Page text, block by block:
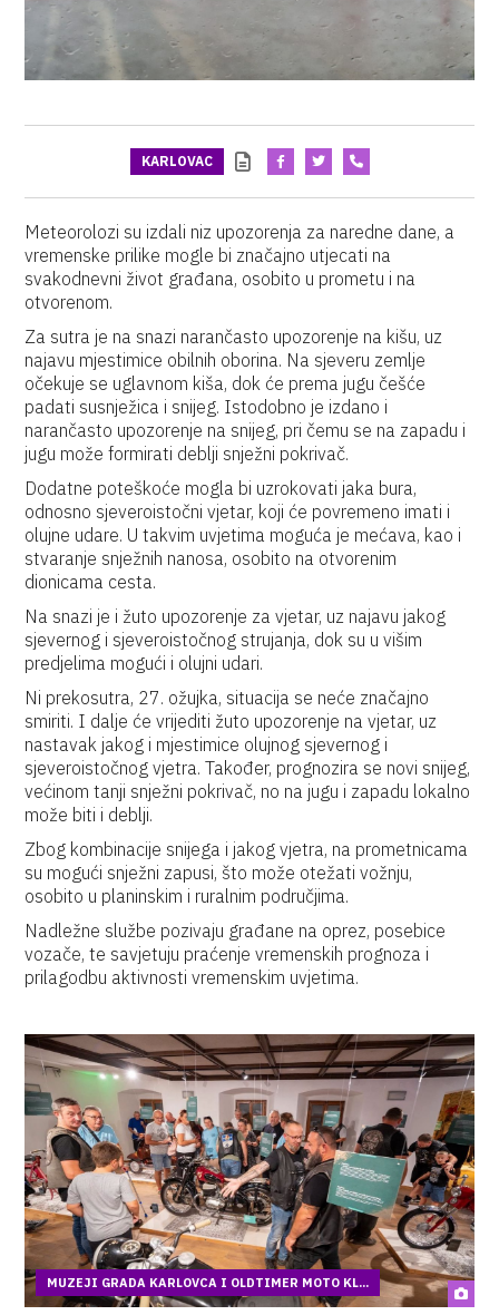
KARLOVAC
Meteorolozi su izdali niz upozorenja za naredne dane, a
vremenske prilike mogle bi značajno utjecati na
svakodnevni život građana, osobito u prometu i na
otvorenom.
Za sutra je na snazi narančasto upozorenje na kišu, uz
najavu mjestimice obilnih oborina. Na sjeveru zemlje
očekuje se uglavnom kiša, dok će prema jugu češće
padati susnježica i snijeg. Istodobno je izdano i
narančasto upozorenje na snijeg, pri čemu se na zapadu i
jugu može formirati deblji snježni pokrivač.
Dodatne poteškoće mogla bi uzrokovati jaka bura,
odnosno sjeveroistočni vjetar, koji će povremeno imati i
olujne udare. U takvim uvjetima moguća je mećava, kao i
stvaranje snježnih nanosa, osobito na otvorenim
dionicama cesta.
Na snazi je i žuto upozorenje za vjetar, uz najavu jakog
sjevernog i sjeveroistočnog strujanja, dok su u višim
predjelima mogući i olujni udari.
Ni prekosutra, 27. ožujka, situacija se neće značajno
smiriti. I dalje će vrijediti žuto upozorenje na vjetar, uz
nastavak jakog i mjestimice olujnog sjevernog i
sjeveroistočnog vjetra. Također, prognozira se novi snijeg,
većinom tanji snježni pokrivač, no na jugu i zapadu lokalno
može biti i deblji.
Zbog kombinacije snijega i jakog vjetra, na prometnicama
su mogući snježni zapusi, što može otežati vožnju,
osobito u planinskim i ruralnim područjima.
Nadležne službe pozivaju građane na oprez, posebice
vozače, te savjetuju praćenje vremenskih prognoza i
prilagodbu aktivnosti vremenskim uvjetima.
MUZEJI GRADA KARLOVCA I OLDTIMER MOTO KL...